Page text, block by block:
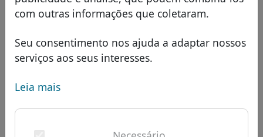
com outras informações que coletaram.
Seu consentimento nos ajuda a adaptar nossos
serviços aos seus interesses.
Leia mais
Banco de dados de domínios
domínios africanos
domínios asiáticos
domínios europeus
Lista de preços
Descontos
Transferir
Pesquisar
Serviços
FAQ
Eesti